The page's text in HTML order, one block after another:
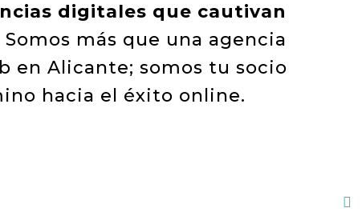
digitales que cautivan
Somos más que una agencia
en Alicante; somos tu socio
hacia el éxito online.
